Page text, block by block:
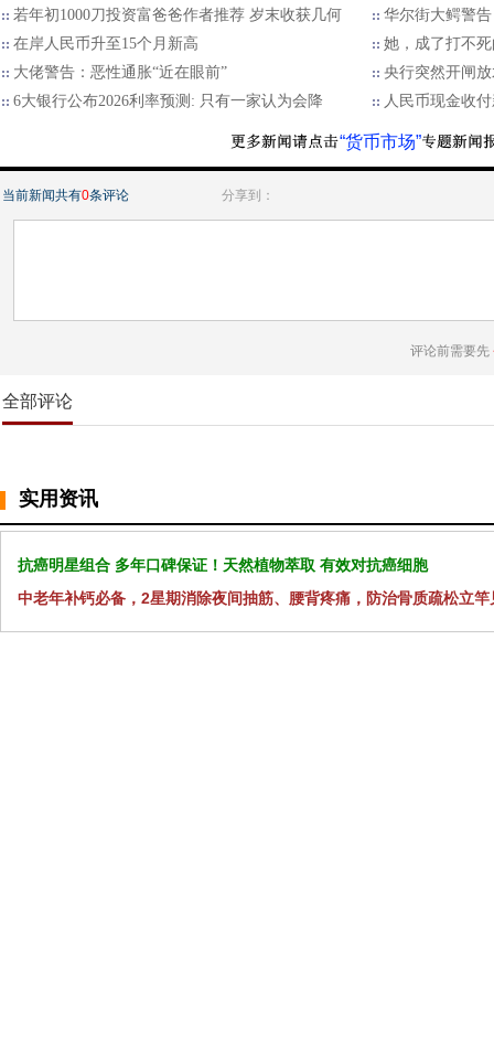
若年初1000刀投资富爸爸作者推荐 岁末收获几何
华尔街大鳄警
在岸人民币升至15个月新高
她，成了打不死
大佬警告：恶性通胀“近在眼前”
央行突然开闸
6大银行公布2026利率预测: 只有一家认为会降
人民币现金收
“货币市场”
当前新闻共有0条评论 分享到：
评论前需要先
全部评论
实用资讯
抗癌明星组合 多年口碑保证！天然植物萃取 有效对抗癌细胞
中老年补钙必备，2星期消除夜间抽筋、腰背疼痛，防治骨质疏松立竿